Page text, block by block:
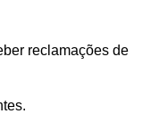
reclamações de